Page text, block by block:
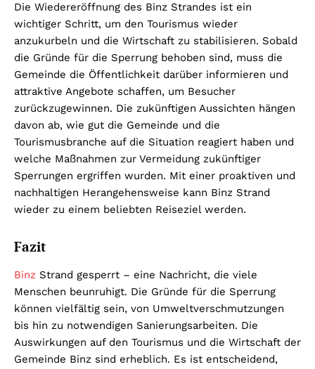
Die Wiedereröffnung des Binz Strandes ist ein
wichtiger Schritt, um den Tourismus wieder
anzukurbeln und die Wirtschaft zu stabilisieren. Sobald
die Gründe für die Sperrung behoben sind, muss die
Gemeinde die Öffentlichkeit darüber informieren und
attraktive Angebote schaffen, um Besucher
zurückzugewinnen. Die zukünftigen Aussichten hängen
davon ab, wie gut die Gemeinde und die
Tourismusbranche auf die Situation reagiert haben und
welche Maßnahmen zur Vermeidung zukünftiger
Sperrungen ergriffen wurden. Mit einer proaktiven und
nachhaltigen Herangehensweise kann Binz Strand
wieder zu einem beliebten Reiseziel werden.
Fazit
Binz Strand gesperrt – eine Nachricht, die viele
Menschen beunruhigt. Die Gründe für die Sperrung
können vielfältig sein, von Umweltverschmutzungen
bis hin zu notwendigen Sanierungsarbeiten. Die
Auswirkungen auf den Tourismus und die Wirtschaft der
Gemeinde Binz sind erheblich. Es ist entscheidend,